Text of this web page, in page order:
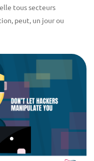
tous secteurs
peut, un jour ou